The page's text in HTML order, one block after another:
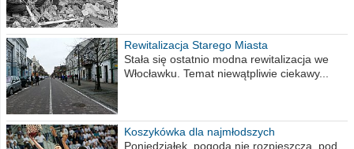
Rewitalizacja Starego Miasta
Stała się ostatnio modna rewitalizacja we
Włocławku. Temat niewątpliwie ciekawy...
Koszykówka dla najmłodszych
Poniedziałek, pogoda nie rozpieszcza, pod